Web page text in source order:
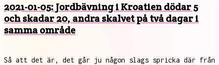
2021-01-05: Jordbävning i Kroatien dödar 5
och skadar 20, andra skalvet på två dagar i
samma område
Så att det är, det går ju någon slags spricka där från